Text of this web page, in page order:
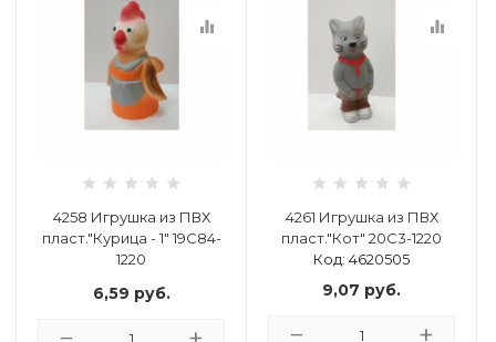
equalizer
4258 Игрушка из ПВХ
пласт."Курица - 1" 19С84-
1220
6,59 руб.
equalizer
4261 Игрушка из ПВХ
пласт."Кот" 20С3-1220
Код: 4620505
9,07 руб.